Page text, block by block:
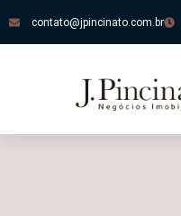
contato@jpincinato.com.br